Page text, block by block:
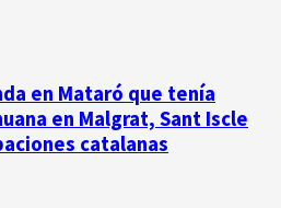
en Mataró que tenía
en Malgrat, Sant Iscle
catalanas